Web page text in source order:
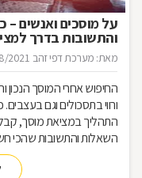
על מוסכים ואנשים –
והתשובות בדרך
מאת: מערכת דפי זהב 2021
החיפוש אחרי המוסך הנכון
ורווי בתסכולים וגם
התהליך במציאת מוסך,
השאלות והתשובות שהכי